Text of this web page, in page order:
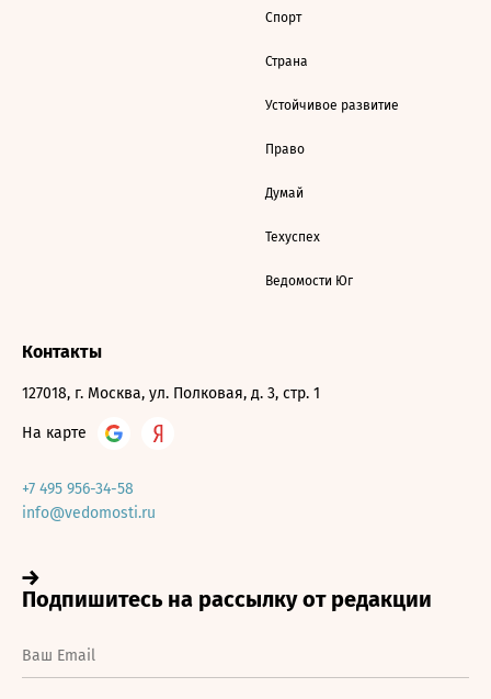
Спорт
Страна
Устойчивое развитие
Право
Думай
Техуспех
Ведомости Юг
Контакты
127018, г. Москва, ул. Полковая, д. 3, стр. 1
На карте
+7 495 956-34-58
info@vedomosti.ru